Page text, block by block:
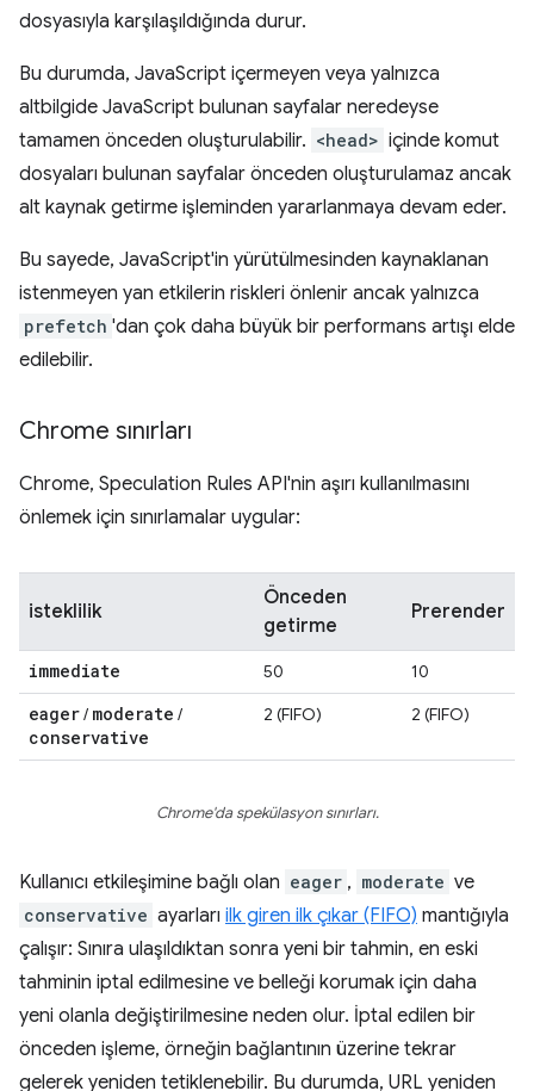
dosyasıyla karşılaşıldığında durur.
Bu durumda, JavaScript içermeyen veya yalnızca
altbilgide JavaScript bulunan sayfalar neredeyse
tamamen önceden oluşturulabilir. <head> içinde komut
dosyaları bulunan sayfalar önceden oluşturulamaz ancak
alt kaynak getirme işleminden yararlanmaya devam eder.
Bu sayede, JavaScript'in yürütülmesinden kaynaklanan
istenmeyen yan etkilerin riskleri önlenir ancak yalnızca
prefetch 'dan çok daha büyük bir performans artışı elde
edilebilir.
Chrome sınırları
Chrome, Speculation Rules API'nin aşırı kullanılmasını
önlemek için sınırlamalar uygular:
isteklilik
Önceden
getirme
Prerender
immediate 50 10
eager/ moderate /
conservative
2 (FIFO) 2 (FIFO)
Chrome'da spekülasyon sınırları.
Kullanıcı etkileşimine bağlı olan eager , moderate ve
conservative ayarları ilk giren ilk çıkar (FIFO) mantığıyla
çalışır: Sınıra ulaşıldıktan sonra yeni bir tahmin, en eski
tahminin iptal edilmesine ve belleği korumak için daha
yeni olanla değiştirilmesine neden olur. İptal edilen bir
önceden işleme, örneğin bağlantının üzerine tekrar
gelerek yeniden tetiklenebilir. Bu durumda, URL yeniden